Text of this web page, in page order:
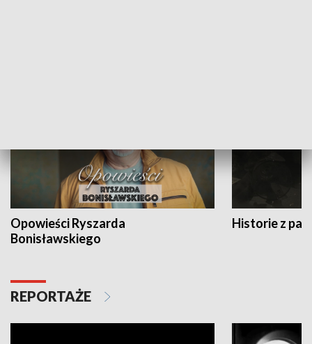
Opowieści Ryszarda
Bonisławskiego
Historie z
REPORTAŻE